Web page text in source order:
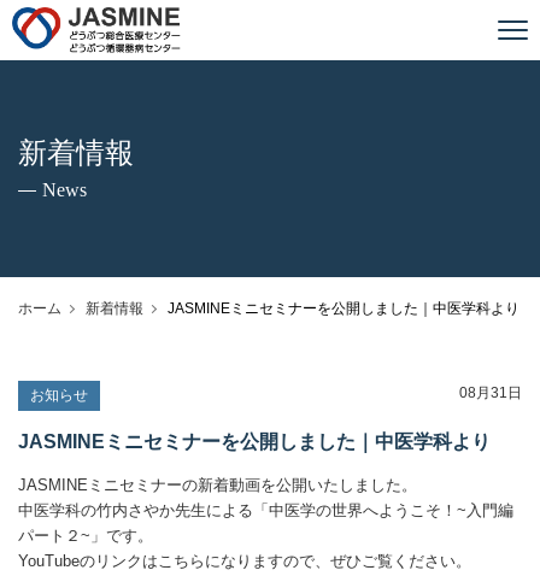
新着情報
News
ホーム 新着情報 JASMINEミニセミナーを公開しました｜中医学科より
お知らせ 08月31日
JASMINEミニセミナーを公開しました｜中医学科より
JASMINEミニセミナーの新着動画を公開いたしました。
中医学科の竹内さやか先生による「中医学の世界へようこそ！~入門編
パート２~」です。
YouTubeのリンクはこちらになりますので、ぜひご覧ください。